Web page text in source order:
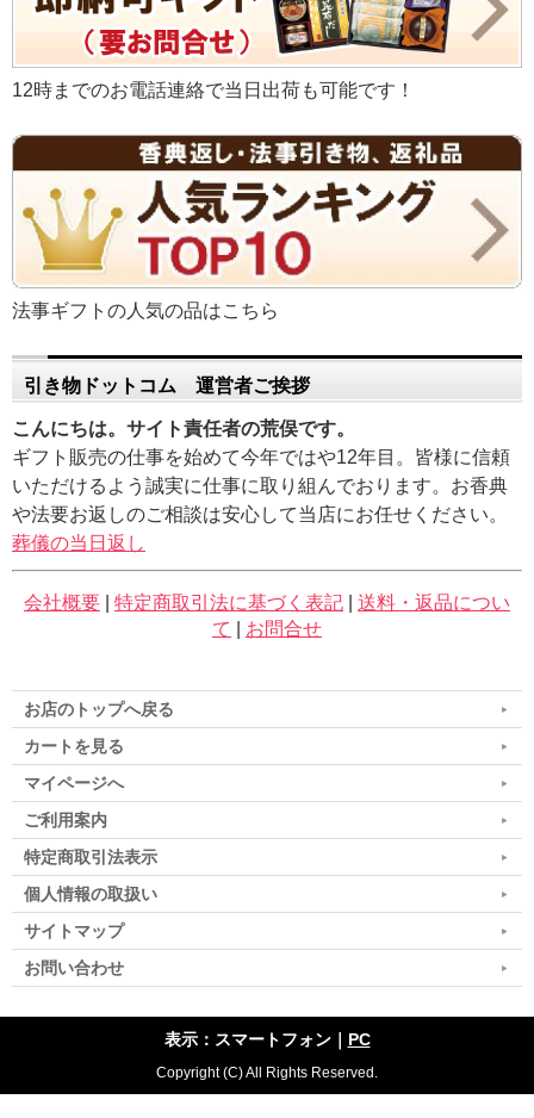
12時までのお電話連絡で当日出荷も可能です！
法事ギフトの人気の品はこちら
引き物ドットコム 運営者ご挨拶
こんにちは。サイト責任者の荒俣です。
ギフト販売の仕事を始めて今年ではや12年目。皆様に信頼
いただけるよう誠実に仕事に取り組んでおります。お香典
や法要お返しのご相談は安心して当店にお任せください。
葬儀の当日返し
会社概要 特定商取引法に基づく表記
送料・返品につい
て
お問合せ
お店のトップへ戻る
カートを見る
マイページへ
ご利用案内
特定商取引法表示
個人情報の取扱い
サイトマップ
お問い合わせ
表示：スマートフォン｜ PC
Copyright (C) All Rights Reserved.